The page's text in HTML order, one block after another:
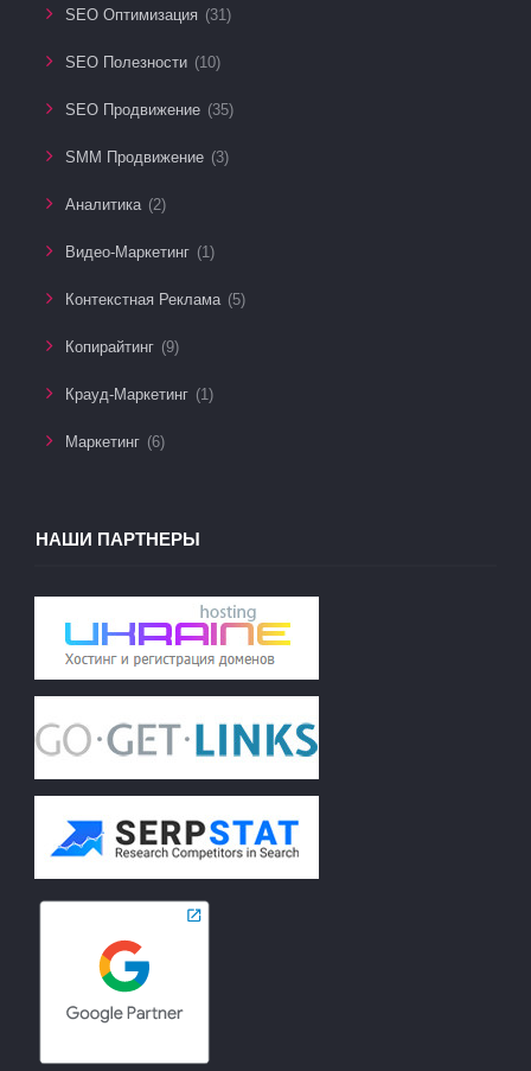
SEO Оптимизация (31)
SEO Полезности (10)
SEO Продвижение (35)
SMM Продвижение (3)
Аналитика (2)
Видео-Маркетинг (1)
Контекстная Реклама (5)
Копирайтинг (9)
Крауд-Маркетинг (1)
Маркетинг (6)
НАШИ ПАРТНЕРЫ